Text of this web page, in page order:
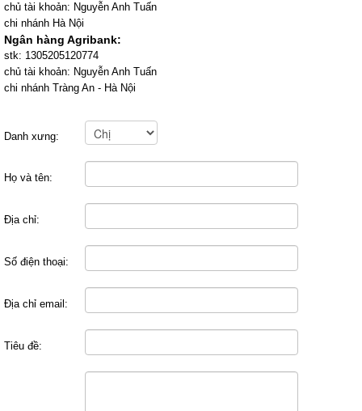
chủ tài khoản: Nguyễn Anh Tuấn
chi nhánh Hà Nội
Ngân hàng Agribank:
stk: 1305205120774
chủ tài khoản: Nguyễn Anh Tuấn
chi nhánh Tràng An - Hà Nội
Danh xưng:
Họ và tên:
Địa chỉ:
Số điện thoại:
Địa chỉ email:
Tiêu đề: